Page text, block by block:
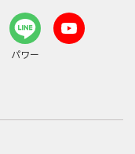
パワー